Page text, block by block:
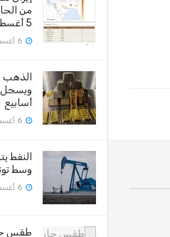
من
5 أغسطس
الذهب
ويسجل
أسابيع
وسط
طقس